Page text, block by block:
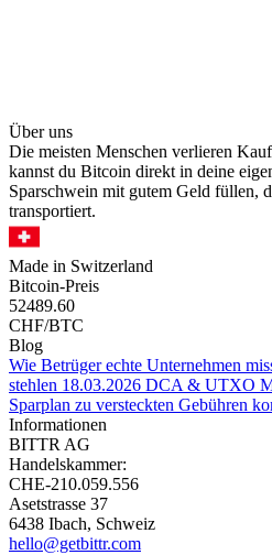
Über uns
Die meisten Menschen verlieren
kannst du Bitcoin direkt in deine
Sparschwein mit gutem Geld füllen,
transportiert.
Made in Switzerland
Bitcoin-Preis
52489.60
CHF/BTC
Blog
Wie Betrüger echte Unternehmen
stehlen 18.03.2026 DCA & UTXO
Sparplan zu versteckten Gebühren
Informationen
BITTR AG
Handelskammer:
CHE-210.059.556
Asetstrasse 37
6438 Ibach, Schweiz
hello@getbittr.com